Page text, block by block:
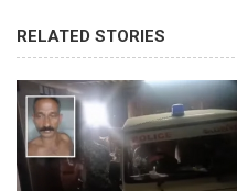
RELATED STORIES